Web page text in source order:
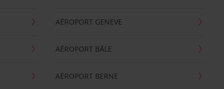
AÉROPORT GENEVE
AÉROPORT BÂLE
AÉROPORT BERNE